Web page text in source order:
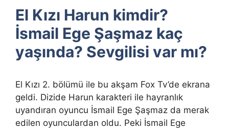
El Kızı Harun kimdir?
İsmail Ege Şaşmaz kaç
yaşında? Sevgilisi var mı?
El Kızı 2. bölümü ile bu akşam Fox Tv’de ekrana
geldi. Dizide Harun karakteri ile hayranlık
uyandıran oyuncu İsmail Ege Şaşmaz da merak
edilen oyunculardan oldu. Peki İsmail Ege